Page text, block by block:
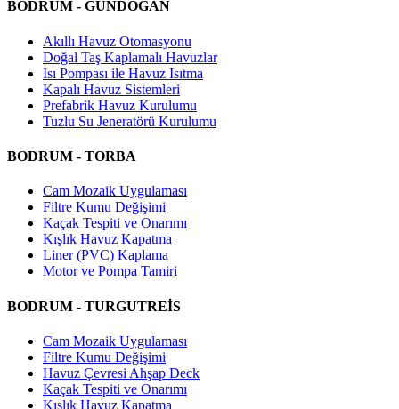
BODRUM - GÜNDOĞAN
Akıllı Havuz Otomasyonu
Doğal Taş Kaplamalı Havuzlar
Isı Pompası ile Havuz Isıtma
Kapalı Havuz Sistemleri
Prefabrik Havuz Kurulumu
Tuzlu Su Jeneratörü Kurulumu
BODRUM - TORBA
Cam Mozaik Uygulaması
Filtre Kumu Değişimi
Kaçak Tespiti ve Onarımı
Kışlık Havuz Kapatma
Liner (PVC) Kaplama
Motor ve Pompa Tamiri
BODRUM - TURGUTREİS
Cam Mozaik Uygulaması
Filtre Kumu Değişimi
Havuz Çevresi Ahşap Deck
Kaçak Tespiti ve Onarımı
Kışlık Havuz Kapatma